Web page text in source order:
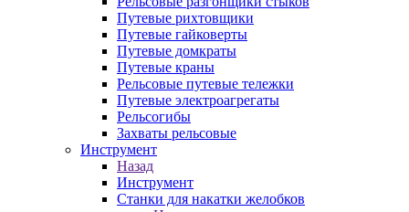
Путевые рихтовщики
Путевые гайковерты
Путевые домкраты
Путевые краны
Рельсовые путевые тележки
Путевые электроагрегаты
Рельсогибы
Захваты рельсовые
Инструмент
Назад
Инструмент
Станки для накатки желобков